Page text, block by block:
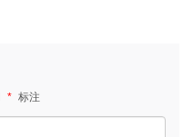
* 标注